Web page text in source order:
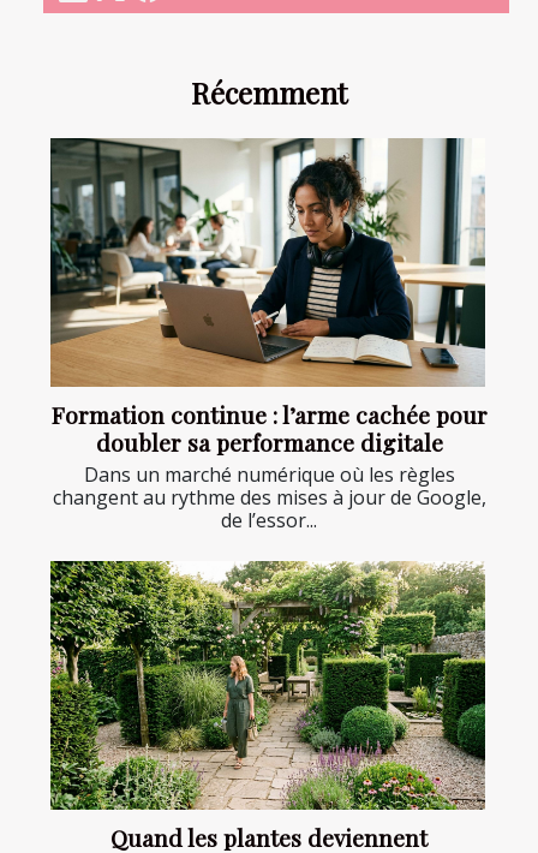
Récemment
Formation continue : l’arme cachée pour
doubler sa performance digitale
Dans un marché numérique où les règles
changent au rythme des mises à jour de Google,
de l’essor...
Quand les plantes deviennent